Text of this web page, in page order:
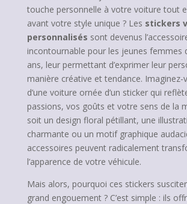
touche personnelle à votre voiture tout
avant votre style unique ? Les stickers
personnalisés sont devenus
incontournable pour les jeunes femmes
ans, leur permettant d’exprimer leur
manière créative et tendance.
d’une voiture ornée d’un sticker qui
passions, vos goûts et votre sens de la
soit un design floral pétillant, une
charmante ou un motif graphique
accessoires peuvent radicalement
l’apparence de votre véhicule.
Mais alors, pourquoi ces stickers
grand engouement ? C’est simple : ils